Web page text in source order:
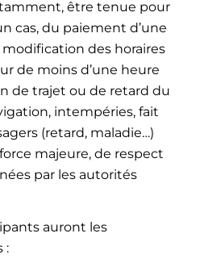
être tenue pour
cas, du paiement d’une
des horaires
de moins d’une heure
de trajet ou de retard du
intempéries, fait
(retard, maladie…)
majeure, de respect
par les autorités
auront les
: